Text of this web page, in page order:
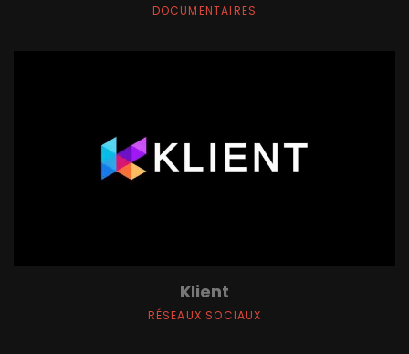
DOCUMENTAIRES
Klient
RÉSEAUX SOCIAUX